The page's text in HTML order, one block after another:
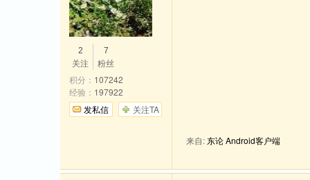
来自:东论 Android客户端
2
关注
7
粉丝
积分： 107242
经验： 197922
发私信
关注TA